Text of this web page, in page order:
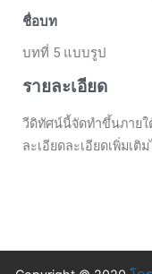
ชื่อบท
บทที่ 5 แบบรูป
รายละเอียด
วีดิทัศน์นี้จัดทำขึ้นภายใ
ละเอียดละเอียดเพิ่มเติ